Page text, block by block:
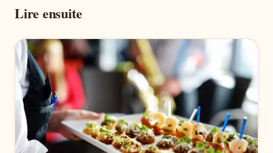
Lire ensuite